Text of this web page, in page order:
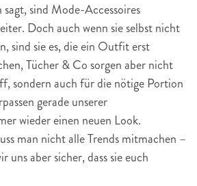
sind Mode-Accessoires
Doch auch wenn sie selbst nicht
sind sie es, die ein Outfit erst
Tücher & Co sorgen aber nicht
sondern auch für die nötige Portion
gerade unserer
wieder einen neuen Look.
man nicht alle Trends mitmachen –
uns aber sicher, dass sie euch